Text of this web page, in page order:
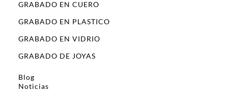
GRABADO EN CUERO
GRABADO EN PLASTICO
GRABADO EN VIDRIO
GRABADO DE JOYAS
Blog
Noticias